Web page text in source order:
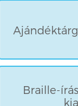
Braille-